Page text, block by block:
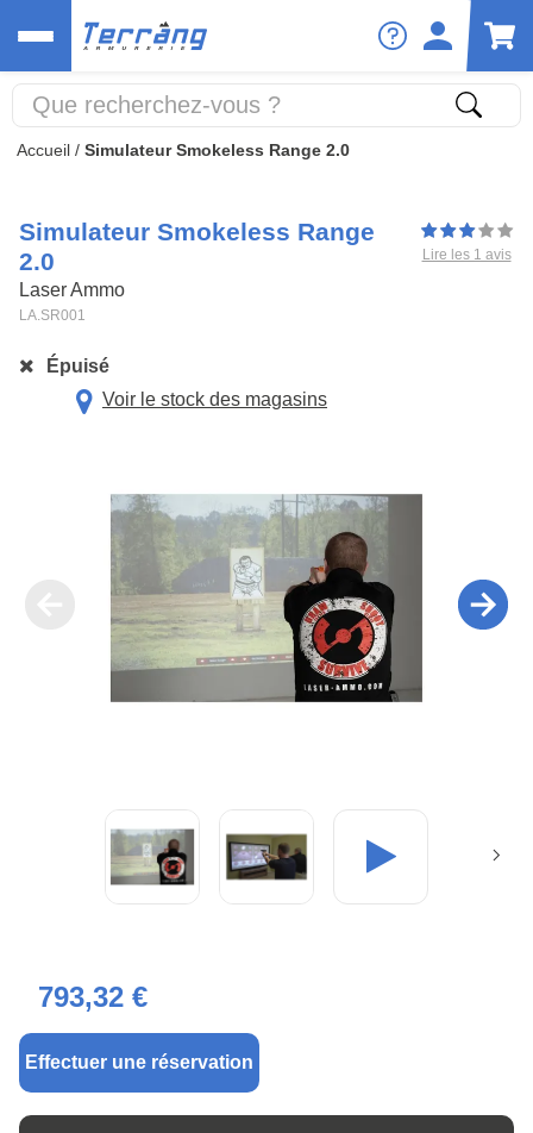
Accueil / Simulateur Smokeless Range 2.0
Simulateur Smokeless Range
2.0
Laser Ammo
LA.SR001
Lire les 1 avis
Épuisé
Voir le stock des magasins
793,32 €
Effectuer une réservation